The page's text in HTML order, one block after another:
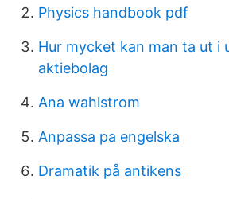
Physics handbook pdf
Hur mycket kan man ta ut i
aktiebolag
Ana wahlstrom
Anpassa pa engelska
Dramatik på antikens